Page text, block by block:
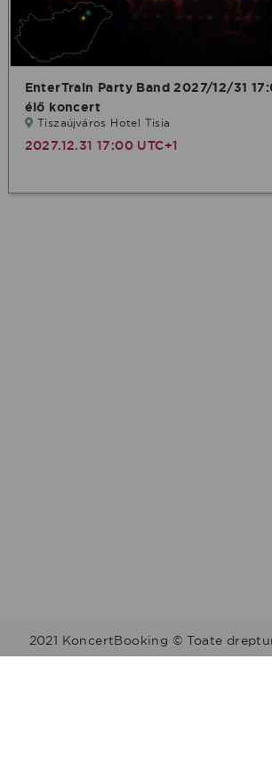
EnterTrain Party Band 2027/12/31
élő koncert
Tiszaújváros Hotel Tisia
2027.12.31 17:00 UTC+1
2021 KoncertBooking © Toate
Kapcsolat | Telefonszám: +36 30